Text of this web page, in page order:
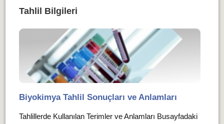
Tahlil Bilgileri
Biyokimya Tahlil Sonuçları ve Anlamları
Tahlillerde Kullanılan Terimler ve Anlamları Busayfadaki